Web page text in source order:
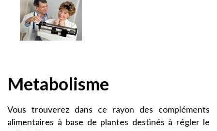
Metabolisme
Vous trouverez dans ce rayon des compléments
alimentaires à base de plantes destinés à régler le